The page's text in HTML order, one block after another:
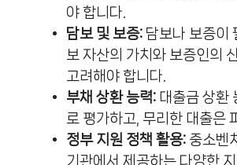
야 합니다.
담보 및 보증: 담보나 보증이
보 자산의 가치와 보증인의
고려해야 합니다.
부채 상환 능력: 대출금 상환
로 평가하고, 무리한 대출은
정부 지원 정책 활용: 중소벤
기관에서 제공하는 다양한